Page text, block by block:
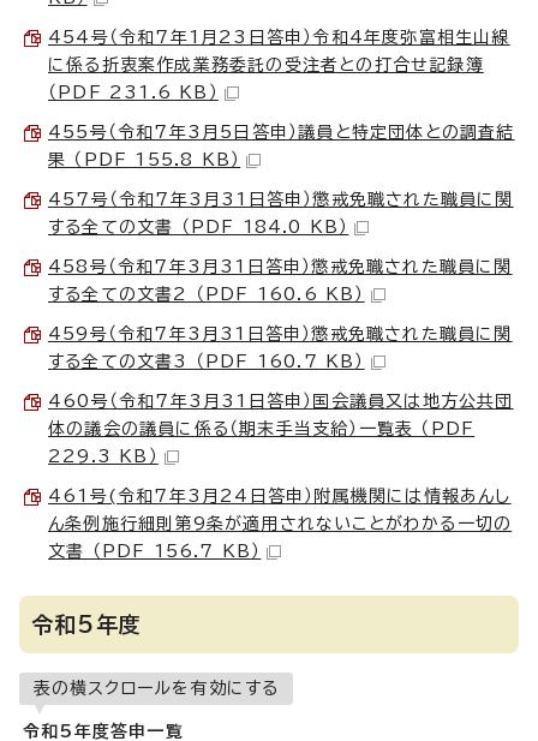
454号（令和7年1月23日答申）令和4年度弥富相生山線
に係る折衷案作成業務委託の受注者との打合せ記録簿
（PDF 231.6 KB）
455号（令和7年3月5日答申）議員と特定団体との調査結
果 （PDF 155.8 KB）
457号（令和7年3月31日答申）懲戒免職された職員に関
する全ての文書 （PDF 184.0 KB）
458号（令和7年3月31日答申）懲戒免職された職員に関
する全ての文書2 （PDF 160.6 KB）
459号（令和7年3月31日答申）懲戒免職された職員に関
する全ての文書3 （PDF 160.7 KB）
460号（令和7年3月31日答申）国会議員又は地方公共団
体の議会の議員に係る（期末手当支給）一覧表 （PDF
229.3 KB）
461号(令和7年3月24日答申）附属機関には情報あんし
ん条例施行細則第9条が適用されないことがわかる一切の
文書 （PDF 156.7 KB）
令和5年度
表の横スクロールを有効にする
令和5年度答申一覧